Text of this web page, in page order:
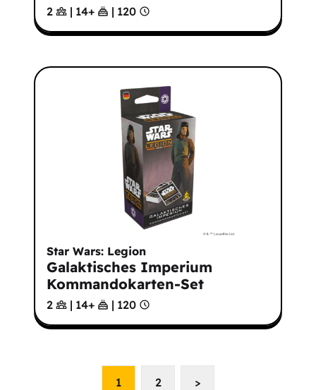
2 | 14+ | 120
Star Wars: Legion
Galaktisches Imperium
Kommandokarten-Set
2 | 14+ | 120
1 2 >